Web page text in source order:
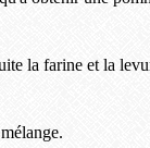
la farine et la